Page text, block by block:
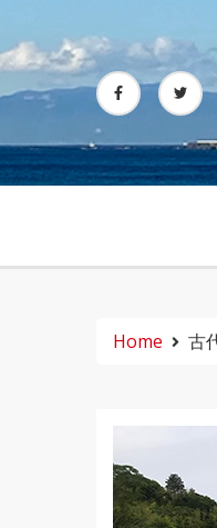
to
content
Home 古